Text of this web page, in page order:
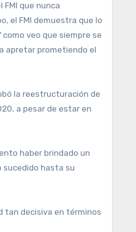
FMI que nunca
el FMI demuestra que lo
veo que siempre se
apretar prometiendo el
la reestructuración de
a pesar de estar en
haber brindado un
sucedido hasta su
tan decisiva en términos